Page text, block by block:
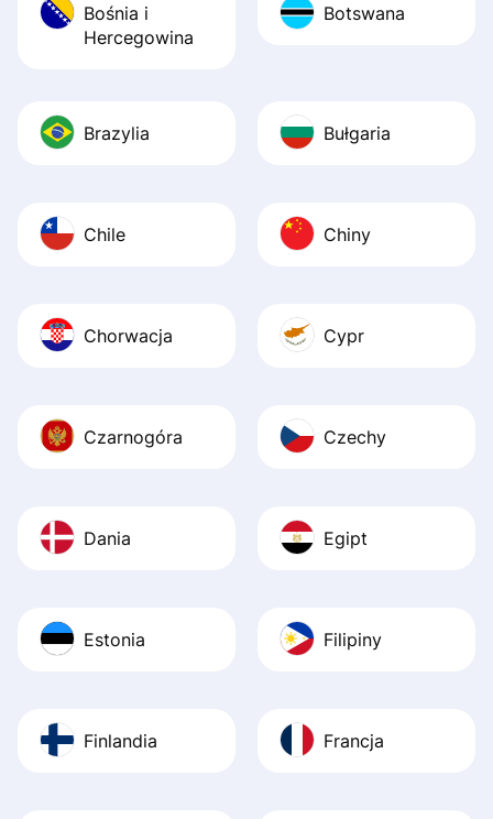
Bośnia i
Hercegowina
Botswana
Brazylia Bułgaria
Chile Chiny
Chorwacja Cypr
Czarnogóra Czechy
Dania Egipt
Estonia Filipiny
Finlandia Francja